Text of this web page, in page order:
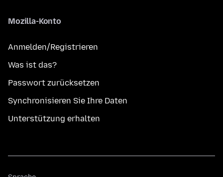
Mozilla-Konto
Anmelden/Registrieren
Was ist das?
Passwort zurücksetzen
Synchronisieren Sie Ihre Daten
Unterstützung erhalten